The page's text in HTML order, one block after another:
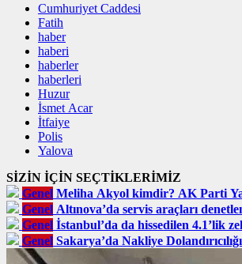
Cumhuriyet Caddesi
Fatih
haber
haberi
haberler
haberleri
Huzur
İsmet Acar
İtfaiye
Polis
Yalova
SİZİN İÇİN SEÇTİKLERİMİZ
Genel Meliha Akyol kimdir? AK Parti
Genel Altınova’da servis araçları
Genel İstanbul’da da hissedilen 4.1’lik
Genel Sakarya’da Nakliye